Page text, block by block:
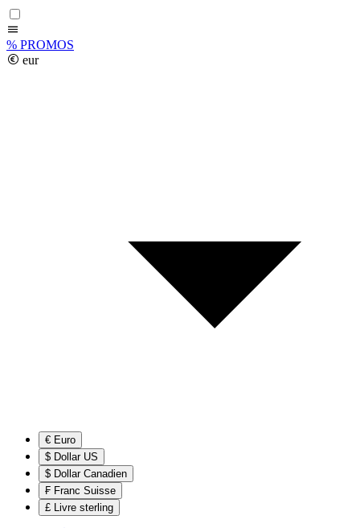
% PROMOS
eur
€ Euro
$ Dollar US
$ Dollar Canadien
₣ Franc Suisse
£ Livre sterling